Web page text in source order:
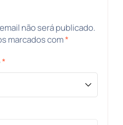
não será publicado.
marcados com*
*